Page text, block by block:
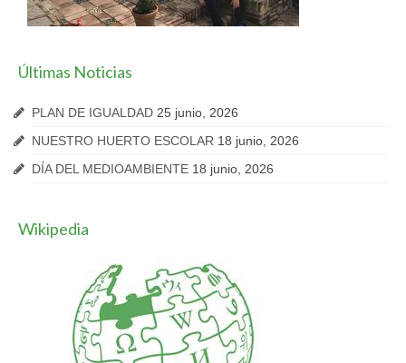
Últimas Noticias
PLAN DE IGUALDAD 25 junio, 2026
NUESTRO HUERTO ESCOLAR 18 junio, 2026
DÍA DEL MEDIOAMBIENTE 18 junio, 2026
Wikipedia